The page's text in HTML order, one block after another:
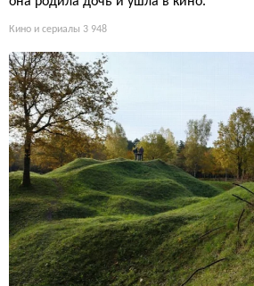
Кино и сериалы 3 948